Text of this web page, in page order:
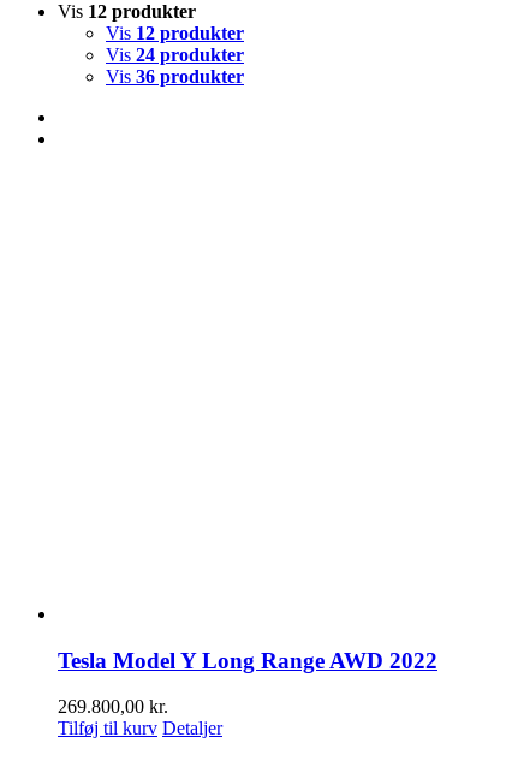
Vis 12 produkter
Vis 12 produkter
Vis 24 produkter
Vis 36 produkter
Tesla Model Y Long Range AWD 2022
269.800,00 kr.
Tilføj til kurv Detaljer